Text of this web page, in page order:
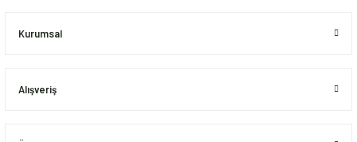
Kurumsal
Alışveriş